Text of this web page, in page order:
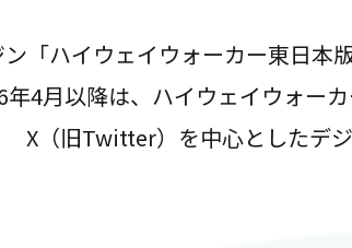
「ハイウェイウォーカー東日本
年4月以降は、ハイウェイウォー
X（旧Twitter）を中心としたデ